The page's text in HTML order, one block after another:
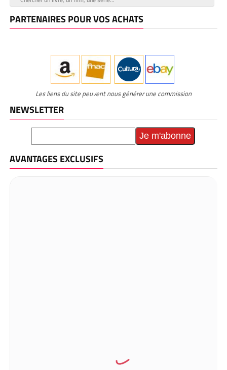
PARTENAIRES POUR VOS ACHATS
Les liens du site peuvent nous générer une commission
NEWSLETTER
AVANTAGES EXCLUSIFS